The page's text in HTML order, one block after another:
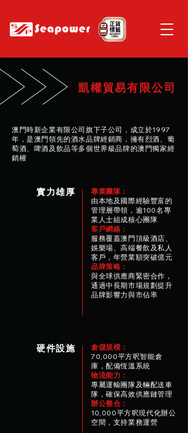
凱權貿易有限公司
澳門時新企業有限公司旗下子公司，成立於1997
年，是澳門領先的酒水品牌經銷商，擁有烈酒、葡
萄酒、啤酒及飲品等多個世界級品牌的澳門獨家經
銷權
專業團隊：
由本地及國際經驗豐富的
管理層帶領，逾100名專
業人士組成核心團隊
客戶網絡：
服務覆蓋澳門頂級酒店、
娛樂場、高端餐飲及私人
客戶，年營業額突破億元
品牌策略：
與全球供應商緊密合作，
通過中長期市場規劃提升
品牌影響力與市佔率
實力雄厚
倉儲規模：
70,000平方呎智能倉
庫，配備恆溫系統
物流能力：
專屬運輸團隊及輛配送車
隊，確保高效供應鏈管理
辦公整合：
10,000平方呎現代化辦公
空間，支持業務運營
硬件設施